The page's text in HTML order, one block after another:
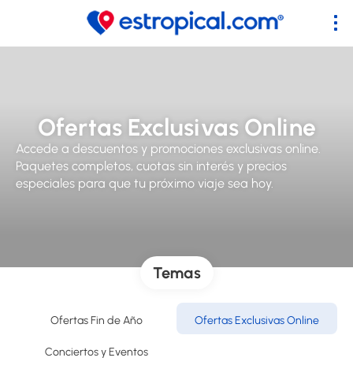
Ofertas Exclusivas Online
Accede a descuentos y promociones exclusivas online.
Paquetes completos, cuotas sin interés y precios
especiales para que tu próximo viaje sea hoy.
Temas
Ofertas Fin de Año Ofertas Exclusivas Online
Conciertos y Eventos